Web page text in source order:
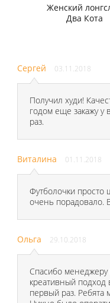
Женский
Два Кота
Сергей 03.11.2018
Получил худи!
годом еще закажу у
раз.
Виталина 01.11.2018
Футболочки просто
очень порадовало.
Ольга 29.10.2018
Спасибо
креативный
первый раз.